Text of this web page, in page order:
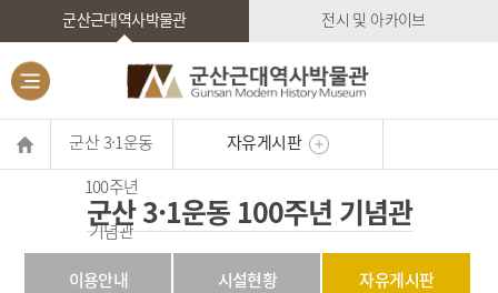
군산근대역사박물관 전시 및 아카이브
군산 3·1운동
100주년
기념관
자유게시판
군산 3·1운동 100주년 기념관
이용안내 시설현황 자유게시판